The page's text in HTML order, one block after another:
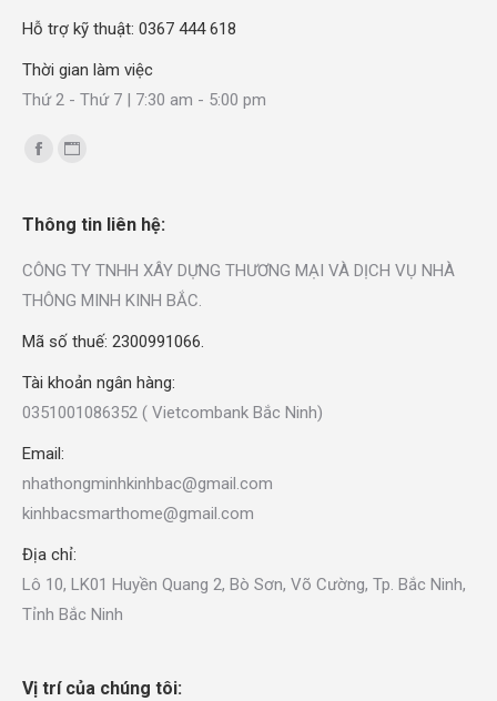
Hỗ trợ kỹ thuật: 0367 444 618
Thời gian làm việc
Thứ 2 - Thứ 7 | 7:30 am - 5:00 pm
Find us on:
Thông tin liên hệ:
CÔNG TY TNHH XÂY DỰNG THƯƠNG MẠI VÀ DỊCH VỤ NHÀ
THÔNG MINH KINH BẮC.
Mã số thuế: 2300991066.
Tài khoản ngân hàng:
0351001086352 ( Vietcombank Bắc Ninh)
Email:
nhathongminhkinhbac@gmail.com
kinhbacsmarthome@gmail.com
Địa chỉ:
Lô 10, LK01 Huyền Quang 2, Bò Sơn, Võ Cường, Tp. Bắc Ninh,
Tỉnh Bắc Ninh
Vị trí của chúng tôi: